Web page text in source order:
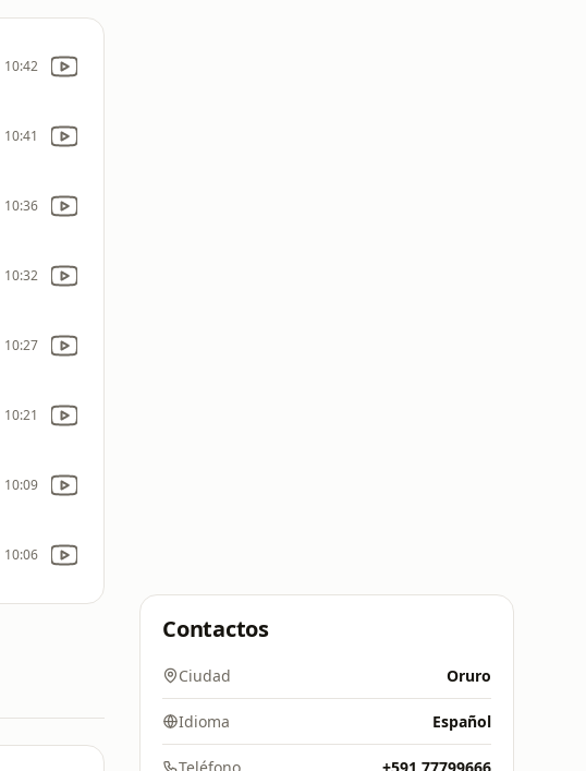
10:42
10:41
10:36
10:32
10:27
10:21
10:09
10:06
Contactos
Ciudad Oruro
Idioma Español